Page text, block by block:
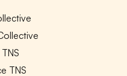
TNS